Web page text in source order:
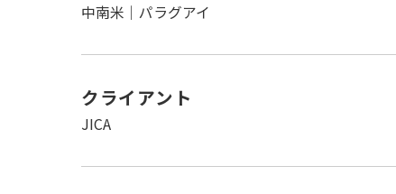
中南米｜パラグアイ
クライアント
JICA